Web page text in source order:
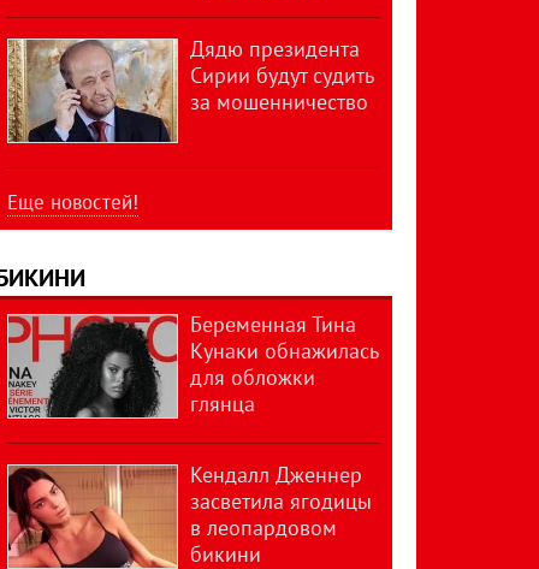
Дядю президента
Сирии будут судить
за мошенничество
Еще новостей!
Беременная Тина
Кунаки обнажилась
для обложки
глянца
Кендалл Дженнер
засветила ягодицы
в леопардовом
бикини